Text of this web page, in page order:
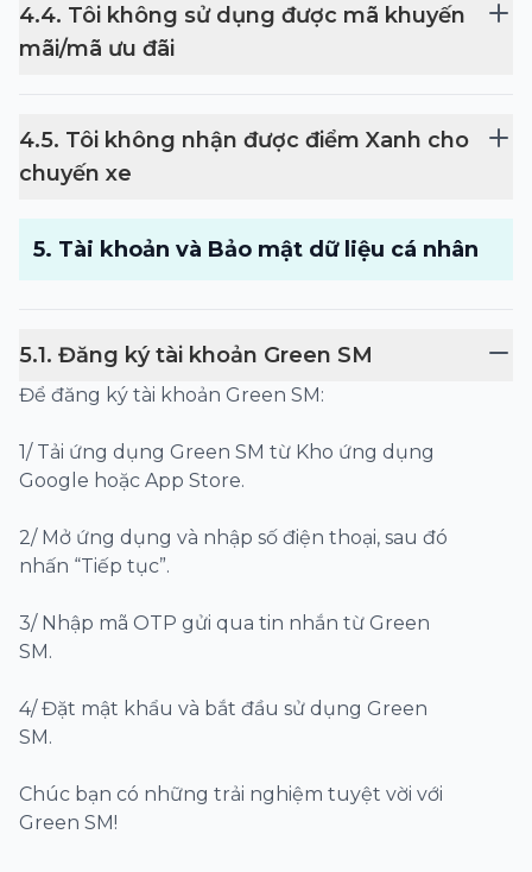
4.4. Tôi không sử dụng được mã khuyến
mãi/mã ưu đãi
4.5. Tôi không nhận được điểm Xanh cho
chuyến xe
5. Tài khoản và Bảo mật dữ liệu cá nhân
5.1. Đăng ký tài khoản Green SM
Để đăng ký tài khoản Green SM:
1/ Tải ứng dụng Green SM từ Kho ứng dụng
Google hoặc App Store.
2/ Mở ứng dụng và nhập số điện thoại, sau đó
nhấn “Tiếp tục”.
3/ Nhập mã OTP gửi qua tin nhắn từ Green
SM.
4/ Đặt mật khẩu và bắt đầu sử dụng Green
SM.
Chúc bạn có những trải nghiệm tuyệt vời với
Green SM!